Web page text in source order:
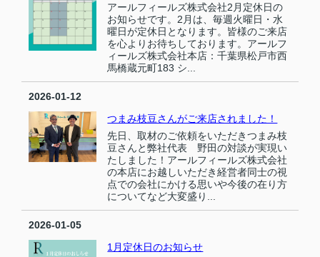
アールフィールズ株式会社2月定休日の
お知らせです。2月は、毎週火曜日・水
曜日が定休日となります。皆様のご来店
を心よりお待ちしております。アールフ
ィールズ株式会社本店：千葉県松戸市西
馬橋蔵元町183 シ...
2026-01-12
つまみ枝豆さんがご来店されました！
先日、取材のご依頼をいただきつまみ枝
豆さんと弊社代表 野田の対談が実現い
たしました！アールフィールズ株式会社
の本店にお越しいただき経営者同士の視
点での会社にかける思いや今後の在り方
についてなど大変盛り...
2026-01-05
1月定休日のお知らせ